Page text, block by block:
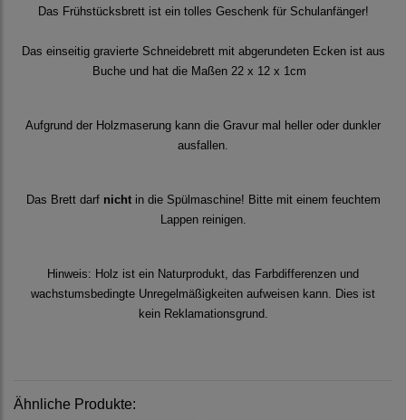
Das Frühstücksbrett ist ein tolles Geschenk für Schulanfänger!
Das einseitig gravierte Schneidebrett mit abgerundeten Ecken ist aus
Buche und hat die Maßen 22 x 12 x 1cm
Aufgrund der Holzmaserung kann die Gravur mal heller oder dunkler
ausfallen.
Das Brett darf nichtin die Spülmaschine! Bitte mit einem feuchtem
Lappen reinigen.
Hinweis: Holz ist ein Naturprodukt, das Farbdifferenzen und
wachstumsbedingte Unregelmäßigkeiten aufweisen kann. Dies ist
kein Reklamationsgrund.
Ähnliche Produkte: